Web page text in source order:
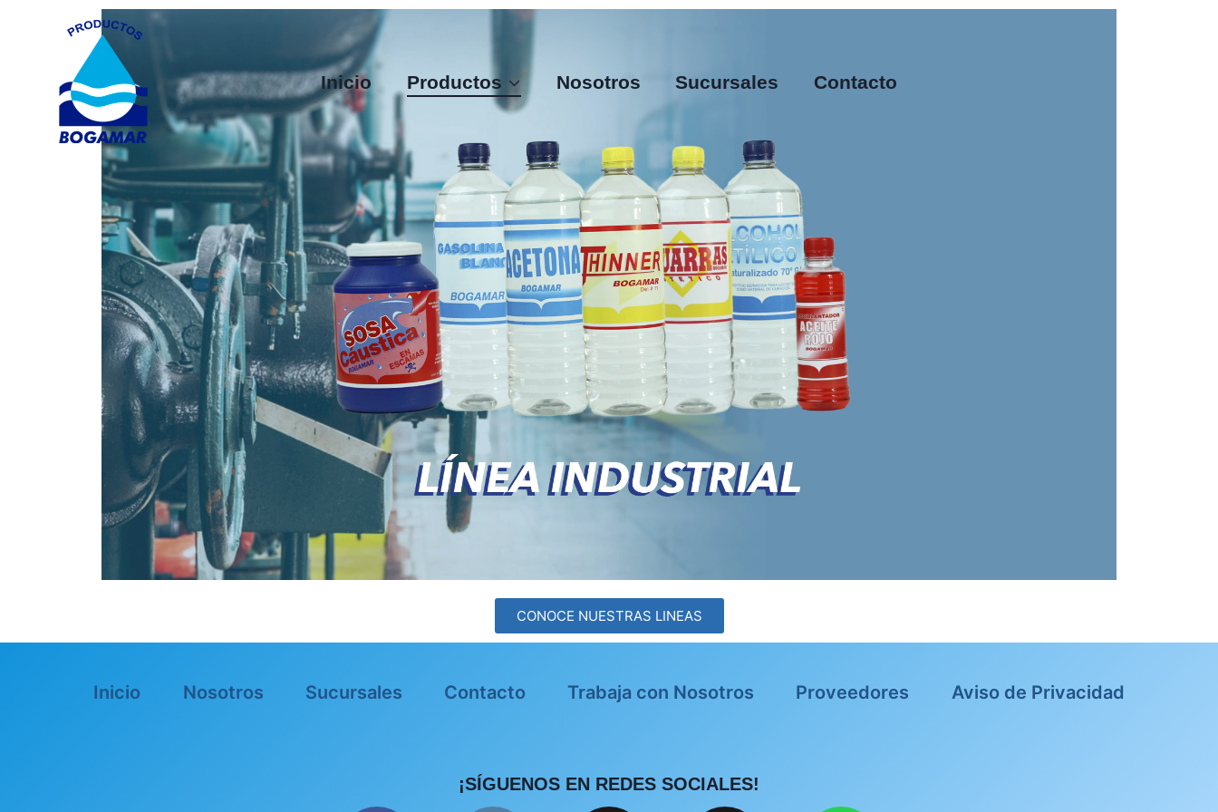
Inicio Productos Nosotros Sucursales Contacto
CONOCE NUESTRAS LINEAS
Inicio Nosotros Sucursales Contacto Trabaja con Nosotros Proveedores Aviso de Privacidad
¡SÍGUENOS EN REDES SOCIALES!